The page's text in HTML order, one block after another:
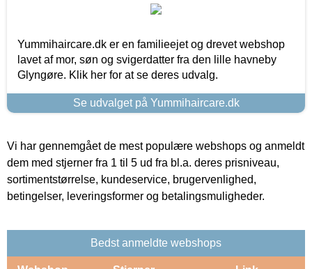
Yummihaircare.dk er en familieejet og drevet webshop
lavet af mor, søn og svigerdatter fra den lille havneby
Glyngøre. Klik her for at se deres udvalg.
Se udvalget på Yummihaircare.dk
Vi har gennemgået de mest populære webshops og anmeldt
dem med stjerner fra 1 til 5 ud fra bl.a. deres prisniveau,
sortimentstørrelse, kundeservice, brugervenlighed,
betingelser, leveringsformer og betalingsmuligheder.
Bedst anmeldte webshops